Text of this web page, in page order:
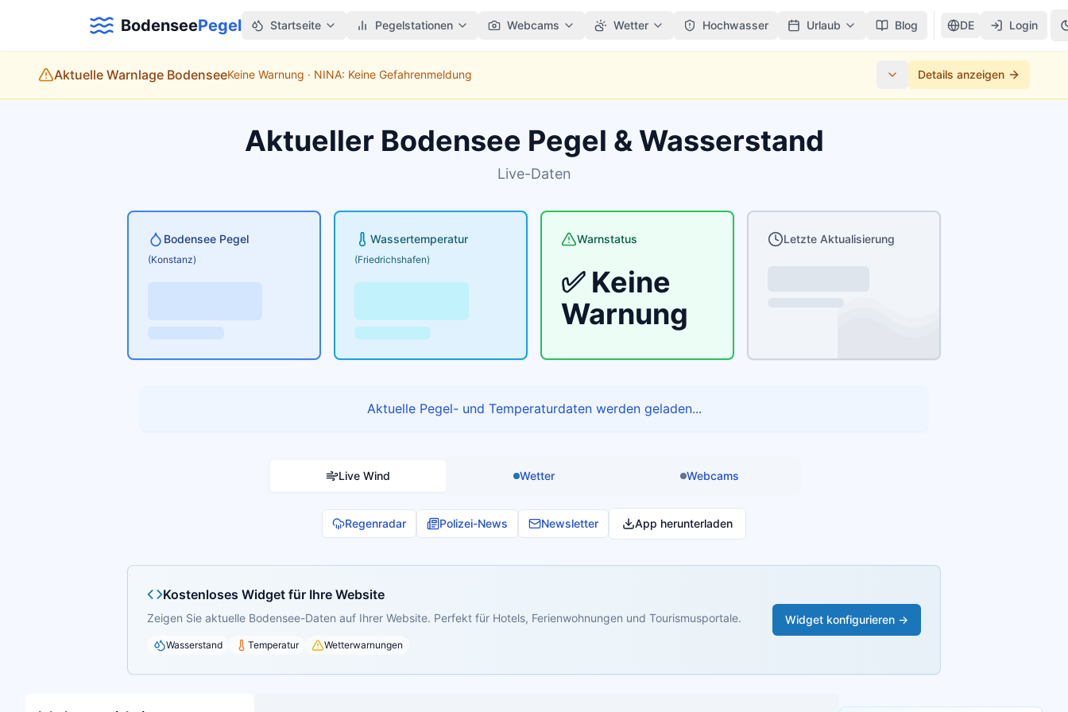
BodenseePegel Startseite Pegelstationen Webcams Wetter Hochwasser Urlaub Blog DE Login
Aktuelle Warnlage BodenseeKeine Warnung · NINA: Keine Gefahrenmeldung Details anzeigen
Aktueller Bodensee Pegel & Wasserstand
Live-Daten
Bodensee Pegel
(Konstanz)
Wassertemperatur
(Friedrichshafen)
Warnstatus
✅ Keine
Warnung
Letzte Aktualisierung
Aktuelle Pegel- und Temperaturdaten werden geladen...
Live Wind Wetter Webcams
Regenradar Polizei-News Newsletter App herunterladen
Kostenloses Widget für Ihre Website
Zeigen Sie aktuelle Bodensee-Daten auf Ihrer Website. Perfekt für Hotels, Ferienwohnungen und Tourismusportale.
Wasserstand Temperatur Wetterwarnungen
Widget konfigurieren →